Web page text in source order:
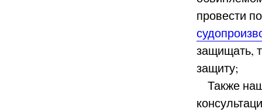
провести
защищать,
защиту;
Также